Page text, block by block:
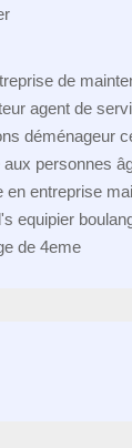
de
agent de
déménageur
personnes
entreprise
equipier
de 4eme